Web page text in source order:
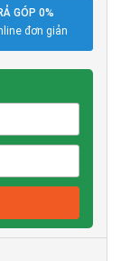
GÓP 0%
đơn giản